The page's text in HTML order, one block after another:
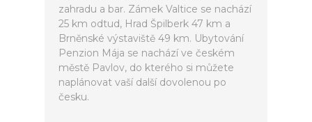
zahradu a bar. Zámek Valtice se nachází
25 km odtud, Hrad Špilberk 47 km a
Brněnské výstaviště 49 km. Ubytování
Penzion Mája se nachází ve českém
městě Pavlov, do kterého si můžete
naplánovat vaší další dovolenou po
česku.